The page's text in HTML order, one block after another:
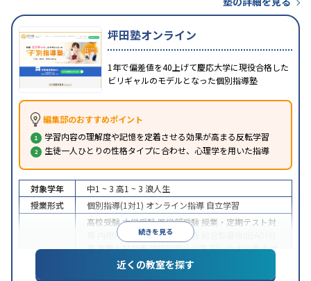
坪田塾オンライン
1年で偏差値を40上げて慶応大学に現役合格した
ビリギャルのモデルとなった個別指導塾
編集部のおすすめポイント
学習内容の理解度や記憶を定着させる効果が高まる反転学習
生徒一人ひとりの性格タイプに合わせ、心理学を用いた指導
続きを見る
対象学年 中1 ~ 3 高1 ~ 3 浪人生
授業形式
個別指導(1対1) オンライン指導 自立学習
高校受験大学受験医学部受験 授業・定期テスト対
内申点対策学習習慣の定着
策推薦入試対策学校別特化対策国公立大対策私大
共通テスト対策英検(英語検定)対策
その
近くの教室を探す